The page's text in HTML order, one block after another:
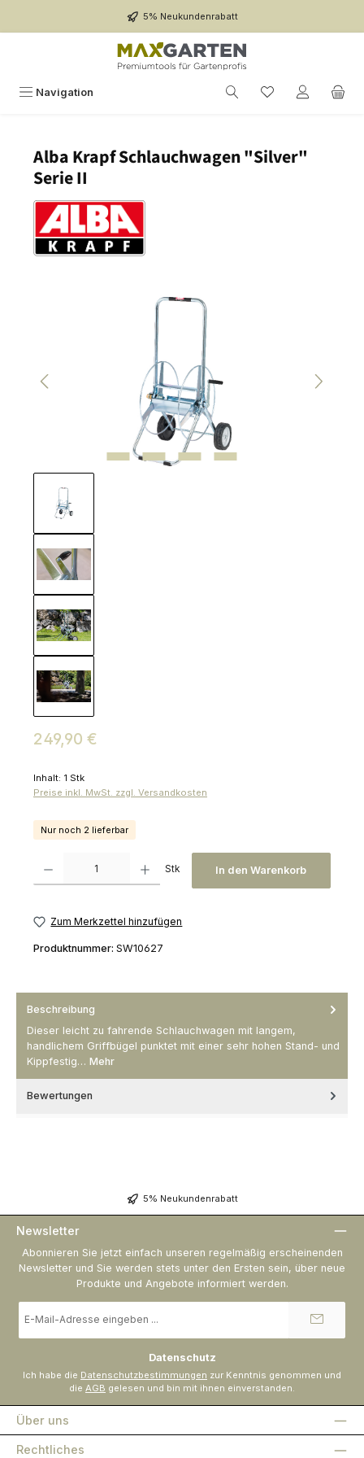
5% Neukundenrabatt
Navigation
Alba Krapf Schlauchwagen "Silver"
Serie II
Bildergalerie überspringen
Regulärer Preis:
249,90 €
Inhalt: 1 Stk
Preise inkl. MwSt. zzgl. Versandkosten
Nur noch 2 lieferbar
Stk In den Warenkorb
Zum Merkzettel hinzufügen
Produktnummer: SW10627
Beschreibung
Dieser leicht zu fahrende Schlauchwagen mit langem,
handlichem Griffbügel punktet mit einer sehr hohen Stand- und
Kippfestig… Mehr
Bewertungen
5% Neukundenrabatt
Newsletter
Abonnieren Sie jetzt einfach unseren regelmäßig erscheinenden
Newsletter und Sie werden stets unter den Ersten sein, über neue
Produkte und Angebote informiert werden.
Mail-
Datenschutz
Ich habe die Datenschutzbestimmungen zur Kenntnis genommen und
die AGB gelesen und bin mit ihnen einverstanden.
Über uns
Rechtliches